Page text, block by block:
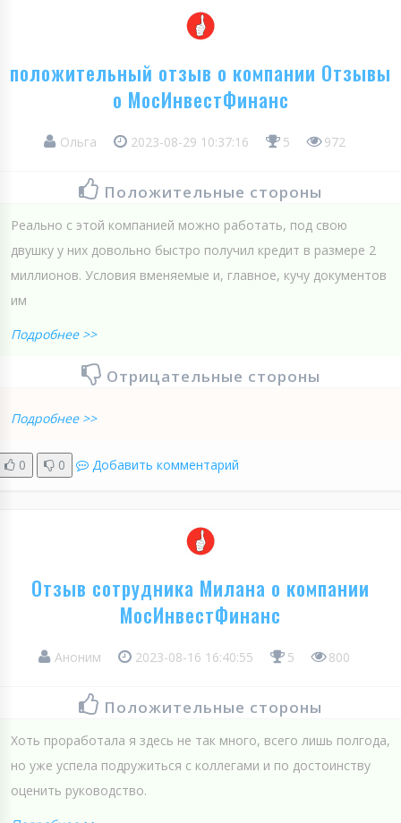
положительный отзыв о компании Отзывы
о МосИнвестФинанс
Ольга 2023-08-29 10:37:16 5 972
Положительные стороны
Реально с этой компанией можно работать, под свою
двушку у них довольно быстро получил кредит в размере 2
миллионов. Условия вменяемые и, главное, кучу документов
им
Подробнее >>
Отрицательные стороны
Подробнее >>
0 0 Добавить комментарий
Отзыв сотрудника Милана о компании
МосИнвестФинанс
Аноним 2023-08-16 16:40:55 5 800
Положительные стороны
Хоть проработала я здесь не так много, всего лишь полгода,
но уже успела подружиться с коллегами и по достоинству
оценить руководство.